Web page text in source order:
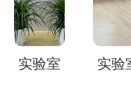
实验室